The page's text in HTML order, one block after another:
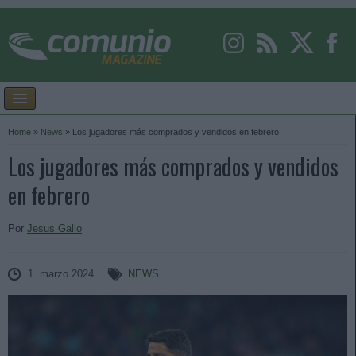
Home » News » Los jugadores más comprados y vendidos en febrero
Los jugadores más comprados y vendidos
en febrero
Por Jesus Gallo
1. marzo 2024 NEWS